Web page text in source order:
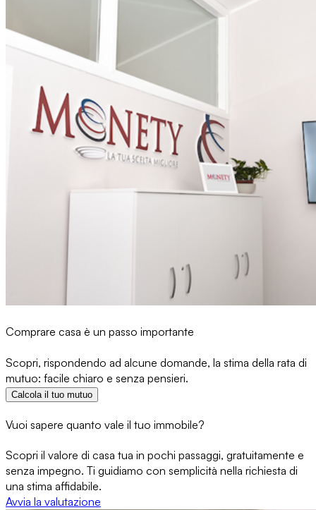
Comprare casa è un passo importante
Scopri, rispondendo ad alcune domande, la stima della rata di
mutuo: facile chiaro e senza pensieri.
Calcola il tuo mutuo
Vuoi sapere quanto vale il tuo immobile?
Scopri il valore di casa tua in pochi passaggi, gratuitamente e
senza impegno. Ti guidiamo con semplicità nella richiesta di
una stima affidabile.
Avvia la valutazione